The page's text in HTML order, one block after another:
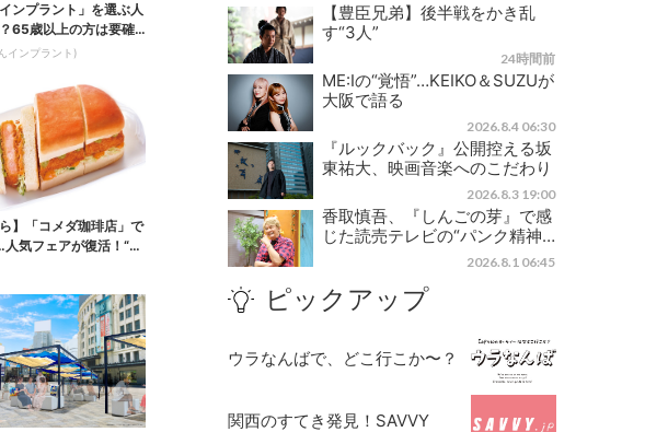
ンプラント」を選ぶ人
65歳以上の方は要確
歯の放置は...
インプラント)
ら】「コメダ珈琲店」で
気フェアが復活！“ハ
【豊臣兄弟】後半戦をかき乱
す“3人”
24時間前
ME:Iの“覚悟”…KEIKO＆SUZUが
大阪で語る
2026.8.4 06:30
『ルックバック』公開控える坂
東祐大、映画音楽へのこだわり
2026.8.3 19:00
香取慎吾、『しんごの芽』で感
じた読売テレビの“パンク精神…
2026.8.1 06:45
ピックアップ
ウラなんばで、どこ行こか〜？
関西のすてき発見！SAVVY